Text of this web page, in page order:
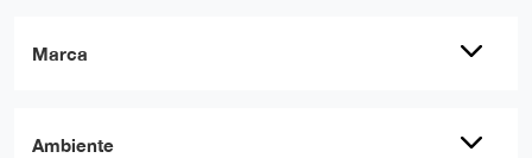
Marca
Ambiente